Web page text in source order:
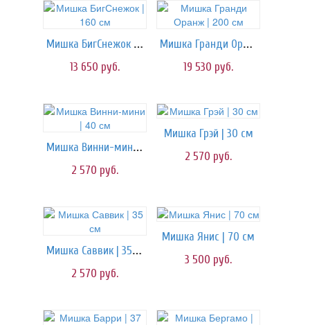
Мишка БигСнежок | 160 см
13 650 руб.
Мишка Гранди Оранж | 200 см
19 530 руб.
Мишка Винни-мини | 40 см
2 570 руб.
Мишка Грэй | 30 см
2 570 руб.
Мишка Саввик | 35 см
2 570 руб.
Мишка Янис | 70 см
3 500 руб.